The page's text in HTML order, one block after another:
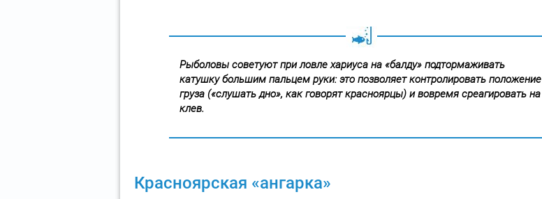
Рыболовы советуют при ловле хариуса на «балду» подтормаживать
катушку большим пальцем руки: это позволяет контролировать положение
груза («слушать дно», как говорят красноярцы) и вовремя среагировать на
клев.
Красноярская «ангарка»